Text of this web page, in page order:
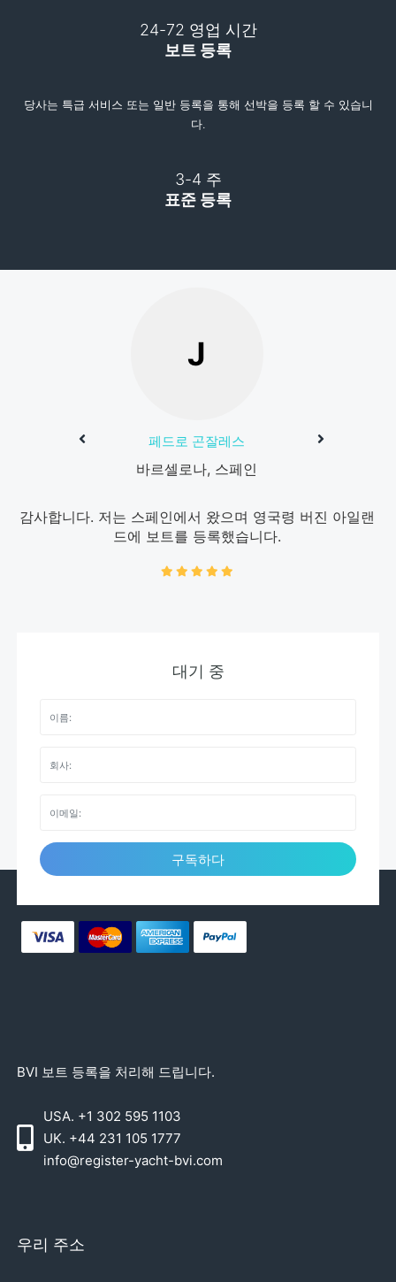
24-72 영업 시간
보트 등록
당사는 특급 서비스 또는 일반 등록을 통해 선박을 등록 할 수 있습니
다.
3-4 주
표준 등록
J
페드로 곤잘레스
바르셀로나, 스페인
감사합니다. 저는 스페인에서 왔으며 영국령 버진 아일랜
드에 보트를 등록했습니다.
대기 중
구독하다
BVI 보트 등록을 처리해 드립니다.
USA. +1 302 595 1103
UK. +44 231 105 1777
info@register-yacht-bvi.com
우리 주소